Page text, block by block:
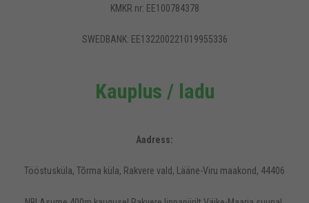
KMKR nr: EE100784378
SWEDBANK: EE132200221019955336
Kauplus / ladu
Aadress:
Tööstusküla, Tõrma küla, Rakvere vald, Lääne-Viru maakond, 44406